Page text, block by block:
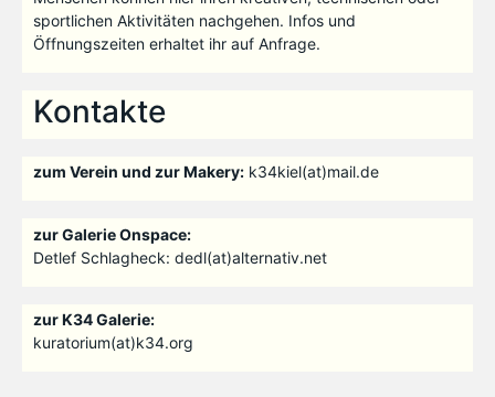
sportlichen Aktivitäten nachgehen. Infos und
Öffnungszeiten erhaltet ihr auf Anfrage.
Kontakte
zum Verein und zur Makery:k34kiel(at)mail.de
zur Galerie Onspace:
Detlef Schlagheck: dedl(at)alternativ.net
zur K34 Galerie:
kuratorium(at)k34.org